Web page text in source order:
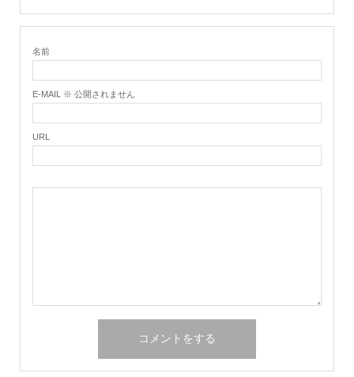
名前
E-MAIL ※ 公開されません
URL